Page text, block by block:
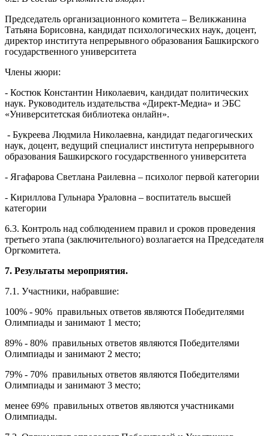
6.2. В состав Оргкомитета входят:
Председатель организационного комитета – Великжанина
Татьяна Борисовна, кандидат психологических наук, доцент,
директор института непрерывного образования Башкирского
государственного университета
Члены жюри:
- Костюк Константин Николаевич, кандидат политических
наук. Руководитель издательства «Директ-Медиа» и ЭБС
«Университетская библиотека онлайн».
- Букреева Людмила Николаевна, кандидат педагогических
наук, доцент, ведущий специалист института непрерывного
образования Башкирского государственного университета
- Ягафарова Светлана Раилевна – психолог первой категории
- Кириллова Гульнара Ураловна – воспитатель высшей
категории
6.3. Контроль над соблюдением правил и сроков проведения
третьего этапа (заключительного) возлагается на Председателя
Оргкомитета.
7. Результаты мероприятия.
7.1. Участники, набравшие:
100% - 90% правильных ответов являются Победителями
Олимпиады и занимают 1 место;
89% - 80% правильных ответов являются Победителями
Олимпиады и занимают 2 место;
79% - 70% правильных ответов являются Победителями
Олимпиады и занимают 3 место;
менее 69% правильных ответов являются участниками
Олимпиады.